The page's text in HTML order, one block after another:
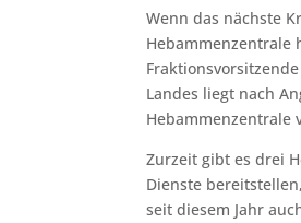
Wenn das nächste
Hebammenzentrale
Landes liegt nach
Hebammenzentrale
Zurzeit gibt es drei
Dienste
seit diesem Jahr